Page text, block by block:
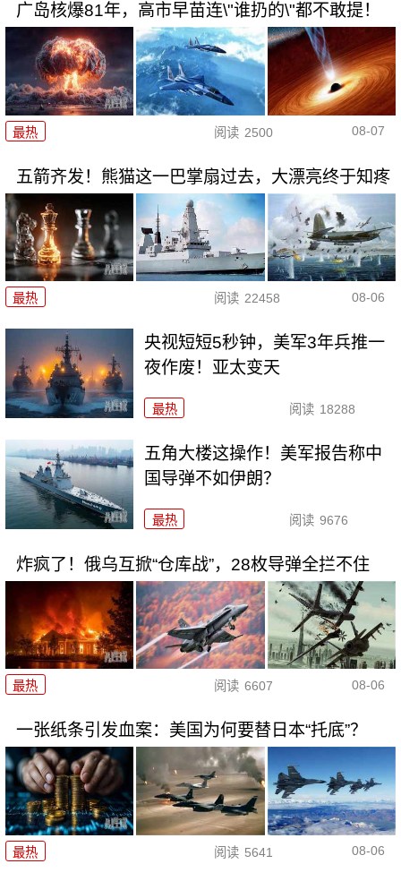
广岛核爆81年，高市早苗连\"谁扔的\"都不敢提！
最热 阅读 2500 08-07
五箭齐发！熊猫这一巴掌扇过去，大漂亮终于知疼
最热 阅读 22458 08-06
央视短短5秒钟，美军3年兵推一
夜作废！亚太变天
最热 阅读 18288
五角大楼这操作！美军报告称中
国导弹不如伊朗？
最热 阅读 9676
炸疯了！俄乌互掀“仓库战”，28枚导弹全拦不住
最热 阅读 6607 08-06
一张纸条引发血案：美国为何要替日本“托底”？
最热 阅读 5641 08-06